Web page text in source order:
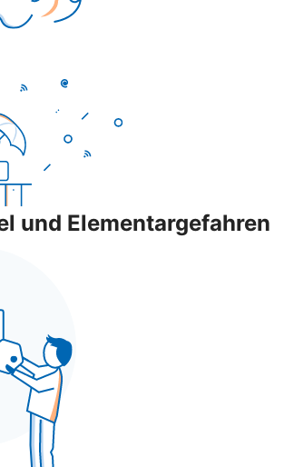
und Elementargefahren